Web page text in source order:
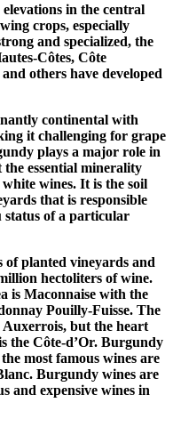
in the central
crops, especially
and specialized, the
Côtes, Côte
others have developed
continental with
it challenging for grape
plays a major role in
essential minerality
wines. It is the soil
that is responsible
of a particular
of planted vineyards and
hectoliters of wine.
is Maconnaise with the
Pouilly-Fuisse. The
but the heart
the Côte-d’Or. Burgundy
most famous wines are
Burgundy wines are
and expensive wines in